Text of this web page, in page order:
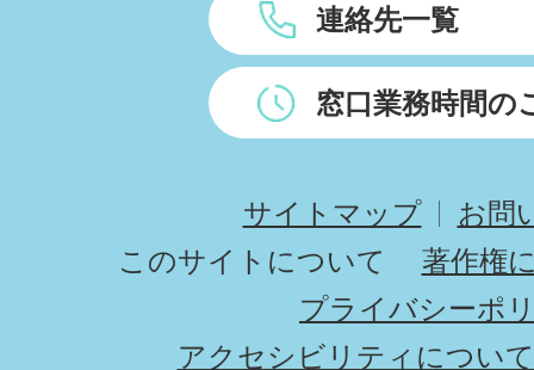
連絡先一覧
窓口業務時間の
サイトマップ
お問
このサイトについて
著作権
プライバシーポ
アクセシビリティについて